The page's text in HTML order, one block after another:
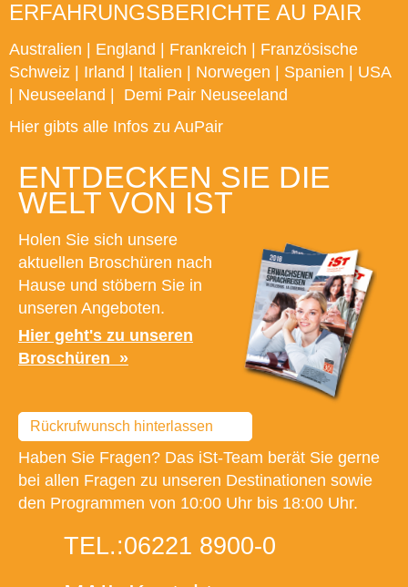
ERFAHRUNGSBERICHTE AU PAIR
Australien England Frankreich
Französische
Schweiz
Irland Italien Norwegen Spanien
USA
Neuseeland
Demi Pair Neuseeland
Hier gibts alle Infos zu AuPair
ENTDECKEN SIE DIE
WELT VON IST
Holen Sie sich unsere
aktuellen Broschüren nach
Hause und stöbern Sie in
unseren Angeboten.
Hier geht's zu unseren
Broschüren
Rückrufwunsch hinterlassen
Haben Sie Fragen? Das iSt-Team berät Sie gerne
bei allen Fragen zu unseren Destinationen sowie
den Programmen von 10:00 Uhr bis 18:00 Uhr.
TEL.:06221 8900-0